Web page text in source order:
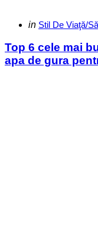
Categories
Posted
in Stil De Viaţă/
Top 6 cele mai
apa de gura